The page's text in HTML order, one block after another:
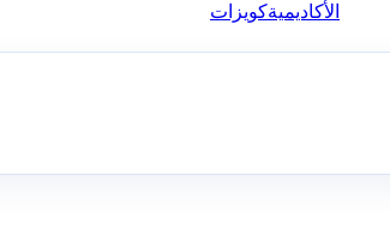
الأكاديميةكويزات